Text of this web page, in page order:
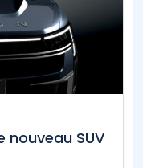
nouveau SUV